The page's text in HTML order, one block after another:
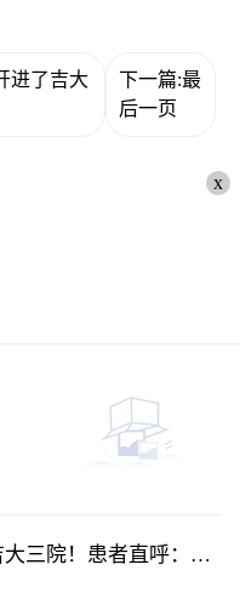
进了吉大
下一篇:最
后一页
x
三院！患者直呼：贴